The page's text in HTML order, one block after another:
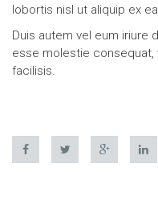
lobortis nisl ut aliquip ex
Duis autem vel eum iriure
esse molestie consequat,
facilisis.